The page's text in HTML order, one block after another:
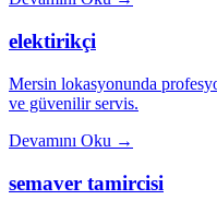
elektirikçi
Mersin lokasyonunda
ve güvenilir servis.
Devamını Oku →
semaver tamircisi